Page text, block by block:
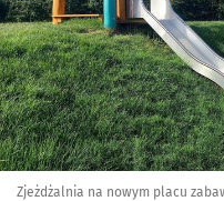
Zjeżdżalnia na nowym placu